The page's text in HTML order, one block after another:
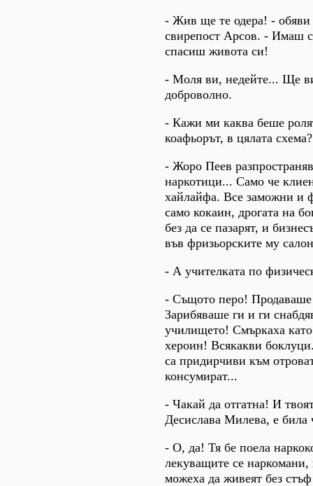
- Жив ще те одера! - обяви
свирепост Арсов. - Имаш
спасиш живота си!
- Моля ви, недейте... Ще
доброволно.
- Кажи ми каква беше
коафьорът, в цялата схема?
- Жоро Пеев
наркотици... Само че
хайлайфа. Все заможни и
само кокаин, дрогата на
без да се пазарят, и
във фризьорските му
- А учителката по
- Същото перо!
Зарибяваше ги и ги
училището! Смъркаха
хероин! Всякакви
са придирчиви към
консумират...
- Чакай да отгатна! И
Десислава Милева, е била
- О, да! Тя бе поела
лекуващите се
можеха да живеят без